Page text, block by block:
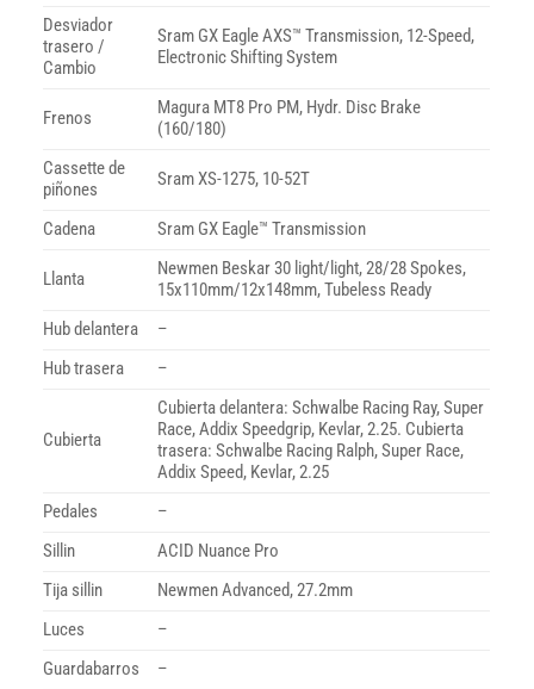
Desviador
trasero /
Cambio
Sram GX Eagle AXS™ Transmission, 12-Speed,
Electronic Shifting System
Frenos
Magura MT8 Pro PM, Hydr. Disc Brake
(160/180)
Cassette de
piñones
Sram XS-1275, 10-52T
Cadena Sram GX Eagle™ Transmission
Llanta
Newmen Beskar 30 light/light, 28/28 Spokes,
15x110mm/12x148mm, Tubeless Ready
Hub delantera
–
Hub trasera
–
Cubierta
Cubierta delantera: Schwalbe Racing Ray, Super
Race, Addix Speedgrip, Kevlar, 2.25. Cubierta
trasera: Schwalbe Racing Ralph, Super Race,
Addix Speed, Kevlar, 2.25
Pedales
–
Sillin
ACID Nuance Pro
Tija sillin
Newmen Advanced, 27.2mm
Luces
–
Guardabarros
–